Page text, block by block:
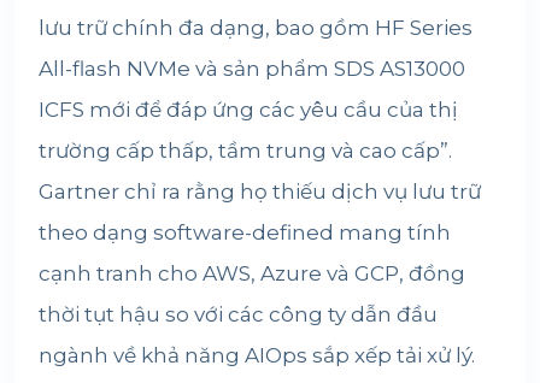
lưu trữ chính đa dạng, bao gồm HF Series
All-flash NVMe và sản phẩm SDS AS13000
ICFS mới để đáp ứng các yêu cầu của thị
trường cấp thấp, tầm trung và cao cấp”.
Gartner chỉ ra rằng họ thiếu dịch vụ lưu trữ
theo dạng software-defined mang tính
cạnh tranh cho AWS, Azure và GCP, đồng
thời tụt hậu so với các công ty dẫn đầu
ngành về khả năng AIOps sắp xếp tải xử lý.